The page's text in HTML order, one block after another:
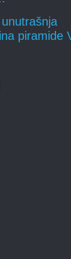
piramide